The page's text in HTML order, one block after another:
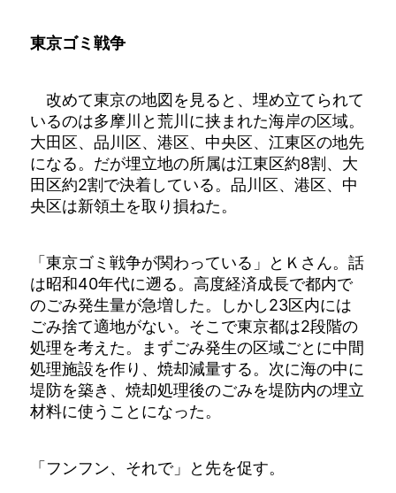
東京ゴミ戦争
改めて東京の地図を見ると、埋め立てられて
いるのは多摩川と荒川に挟まれた海岸の区域。
大田区、品川区、港区、中央区、江東区の地先
になる。だが埋立地の所属は江東区約8割、大
田区約2割で決着している。品川区、港区、中
央区は新領土を取り損ねた。
「東京ゴミ戦争が関わっている」とＫさん。話
は昭和40年代に遡る。高度経済成長で都内で
のごみ発生量が急増した。しかし23区内には
ごみ捨て適地がない。そこで東京都は2段階の
処理を考えた。まずごみ発生の区域ごとに中間
処理施設を作り、焼却減量する。次に海の中に
堤防を築き、焼却処理後のごみを堤防内の埋立
材料に使うことになった。
「フンフン、それで」と先を促す。